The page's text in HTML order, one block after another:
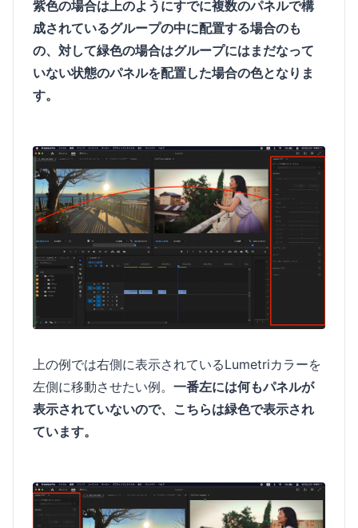
紫色の場合は上のようにすでに複数のパネルで構
成されているグループの中に配置する場合のも
の、対して緑色の場合はグループにはまだなって
いない状態のパネルを配置した場合の色となりま
す。
上の例では右側に表示されているLumetriカラーを
左側に移動させたい例。 一番左には何もパネルが
表示されていないので、こちらは緑色で表示され
ています。